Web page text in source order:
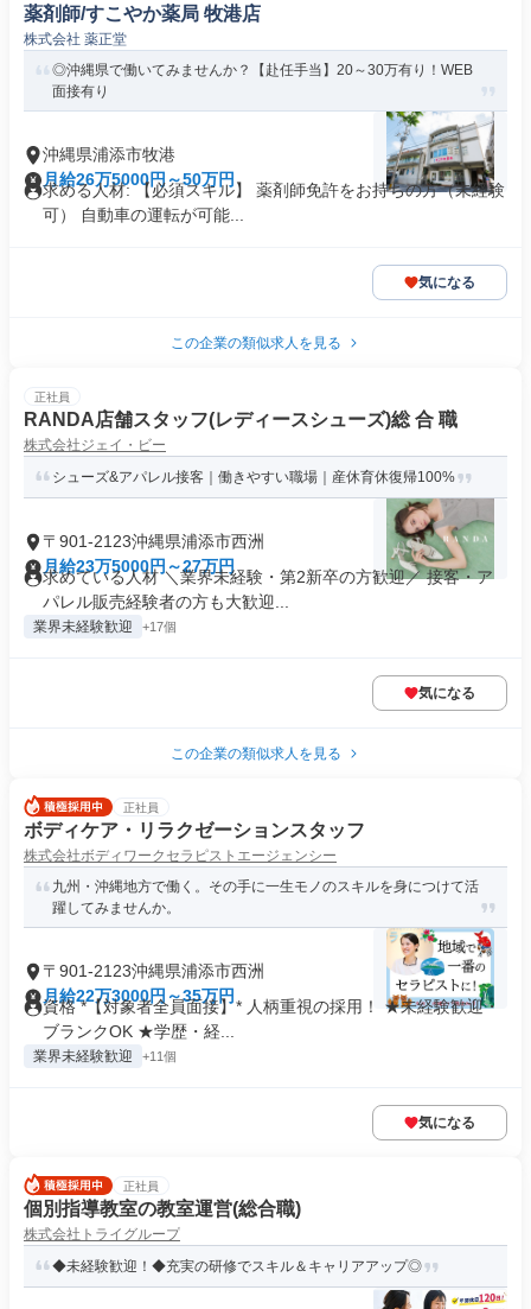
薬剤師/すこやか薬局 牧港店
株式会社 薬正堂
◎沖縄県で働いてみませんか？【赴任手当】20～30万有り！WEB
面接有り
沖縄県浦添市牧港
月給26万5000円～50万円
求める人材: 【必須スキル】 薬剤師免許をお持ちの方（未経験
可） 自動車の運転が可能...
気になる
この企業の類似求人を見る
正社員
RANDA店舗スタッフ(レディースシューズ)総 合 職
株式会社ジェイ・ビー
シューズ&アパレル接客｜働きやすい職場｜産休育休復帰100%
〒901-2123沖縄県浦添市西洲
月給23万5000円～27万円
求めている人材 ＼業界未経験・第2新卒の方歓迎／ 接客・ア
パレル販売経験者の方も大歓迎...
業界未経験歓迎 +17個
気になる
この企業の類似求人を見る
正社員
ボディケア・リラクゼーションスタッフ
株式会社ボディワークセラピストエージェンシー
九州・沖縄地方で働く。その手に一生モノのスキルを身につけて活
躍してみませんか。
〒901-2123沖縄県浦添市西洲
月給22万3000円～35万円
資格 *【対象者全員面接】* 人柄重視の採用！ ★未経験歓迎・
ブランクOK ★学歴・経...
業界未経験歓迎 +11個
気になる
正社員
個別指導教室の教室運営(総合職)
株式会社トライグループ
◆未経験歓迎！◆充実の研修でスキル＆キャリアアップ◎